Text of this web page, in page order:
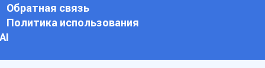
Обратная связь
Политика использования
АI